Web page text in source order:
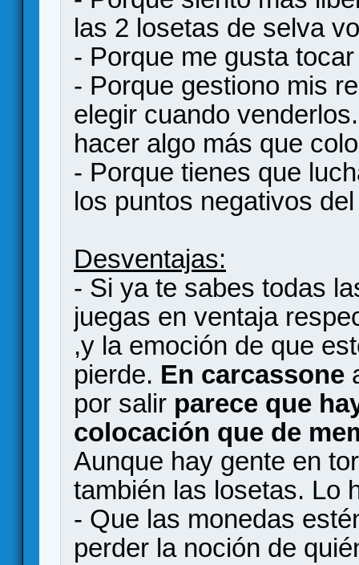
las 2 losetas de selva
- Porque me gusta
- Porque gestiono mis
elegir cuando
hacer algo más que
- Porque tienes que
los puntos negativos
Desventajas:
- Si ya te sabes todas
juegas en ventaja
,y la emoción de que
pierde. En carcassone
por salir parece que
colocación que de
Aunque hay gente en
también las losetas. Lo
- Que las monedas
perder la noción de